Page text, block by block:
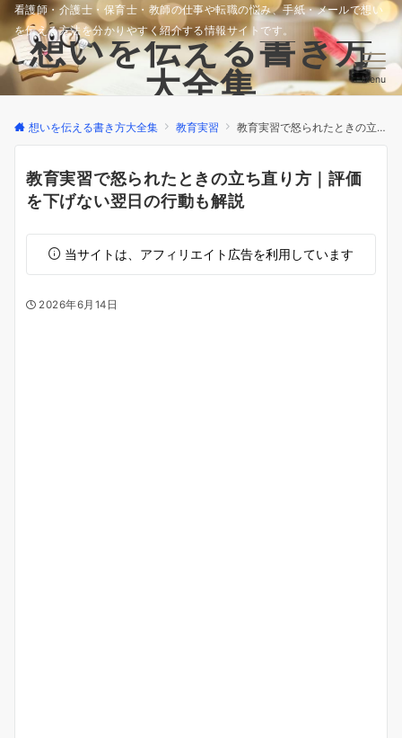
看護師・介護士・保育士・教師の仕事や転職の悩み、手紙・メールで想い
を伝える方法を分かりやすく紹介する情報サイトです。
想いを伝える書き方
大全集
Menu
想いを伝える書き方大全集 教育実習 教育実習で怒られたときの立ち直り方｜評価を下げない翌日の行動も解説
教育実習で怒られたときの立ち直り方｜評価
を下げない翌日の行動も解説
当サイトは、アフィリエイト広告を利用しています
2026年6月14日